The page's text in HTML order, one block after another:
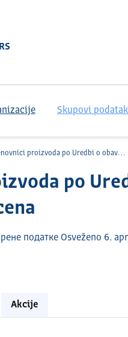
Skupovi
proizvoda po Uredbi o obaveznoj evidenciji i dostavljanju cena
po
податке Osveženo 6.
Akcije